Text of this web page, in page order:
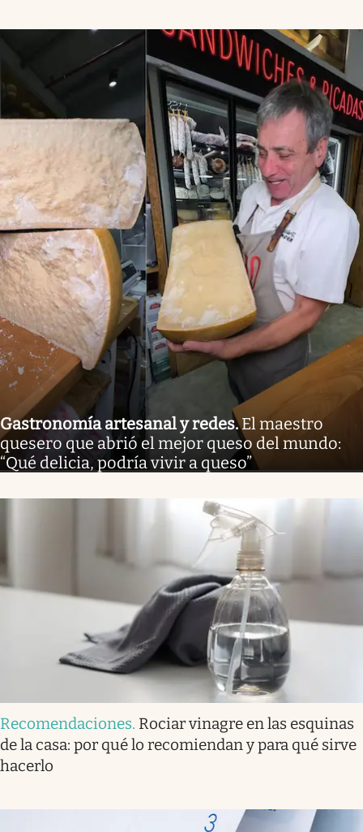
Gastronomía artesanal y redes.El maestro
quesero que abrió el mejor queso del mundo:
“Qué delicia, podría vivir a queso”
Recomendaciones. Rociar vinagre en las esquinas
de la casa: por qué lo recomiendan y para qué sirve
hacerlo